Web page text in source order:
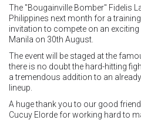
The "Bougainville Bomber" Fidelis
Philippines next month for a
invitation to compete on an
Manila on 30th August.
The event will be staged at the
there is no doubt the hard-hitting
a tremendous addition to an
lineup.
A huge thank you to our good
Cucuy Elorde for working hard to